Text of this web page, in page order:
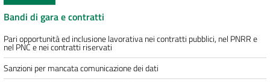
Bandi di gara e contratti
Pari opportunità ed inclusione lavorativa nei contratti pubblici, nel PNRR e
nel PNC e nei contratti riservati
Sanzioni per mancata comunicazione dei dati